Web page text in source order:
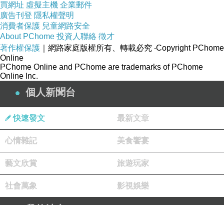
買網址 虛擬主機 企業郵件
廣告刊登 隱私權聲明
消費者保護 兒童網路安全
About PChome 投資人聯絡 徵才
著作權保護 ｜網路家庭版權所有、轉載必究 ‧Copyright PChome
Online
PChome Online and PChome are trademarks of PChome
Online Inc.
個人新聞台
快速發文 最新文章
心情雜記 美食饗宴
藝文欣賞 旅遊玩家
社會萬象 影視娛樂